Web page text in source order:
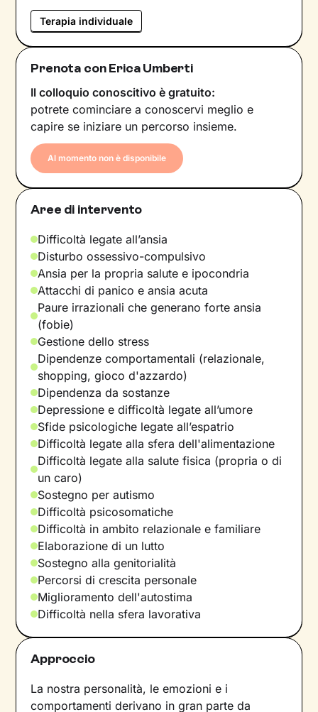
Terapia individuale
Prenota con Erica Umberti
Il colloquio conoscitivo è gratuito:
potrete cominciare a conoscervi meglio e
capire se iniziare un percorso insieme.
Al momento non è disponibile
Aree di intervento
Difficoltà legate all’ansia
Disturbo ossessivo-compulsivo
Ansia per la propria salute e ipocondria
Attacchi di panico e ansia acuta
Paure irrazionali che generano forte ansia
(fobie)
Gestione dello stress
Dipendenze comportamentali (relazionale,
shopping, gioco d'azzardo)
Dipendenza da sostanze
Depressione e difficoltà legate all’umore
Sfide psicologiche legate all’espatrio
Difficoltà legate alla sfera dell'alimentazione
Difficoltà legate alla salute fisica (propria o di
un caro)
Sostegno per autismo
Difficoltà psicosomatiche
Difficoltà in ambito relazionale e familiare
Elaborazione di un lutto
Sostegno alla genitorialità
Percorsi di crescita personale
Miglioramento dell'autostima
Difficoltà nella sfera lavorativa
Approccio
La nostra personalità, le emozioni e i
comportamenti derivano in gran parte da